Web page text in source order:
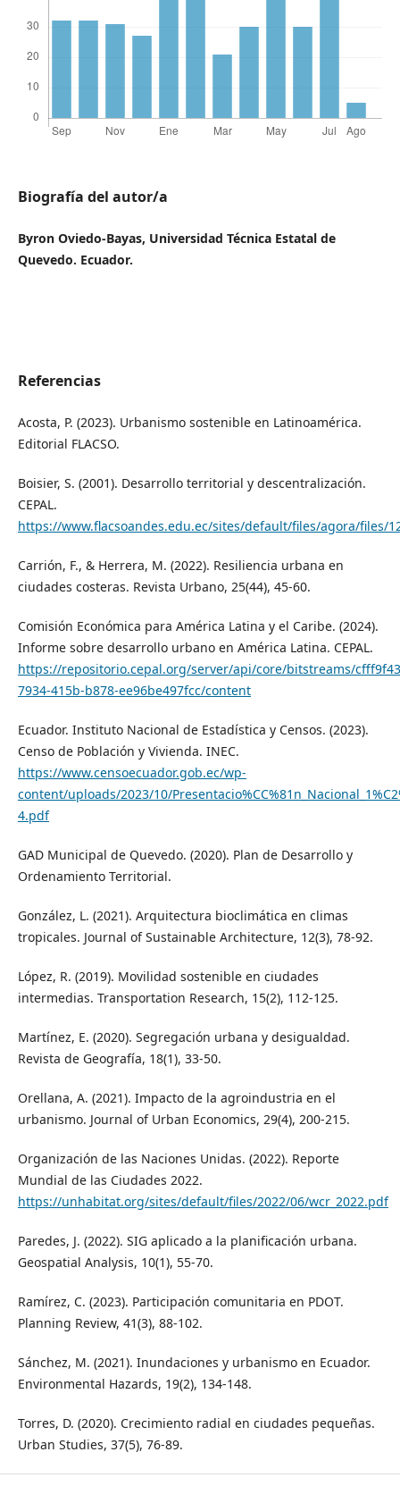
Biografía del autor/a
Byron Oviedo-Bayas, Universidad Técnica Estatal de
Quevedo. Ecuador.
Referencias
Acosta, P. (2023). Urbanismo sostenible en Latinoamérica.
Editorial FLACSO.
Boisier, S. (2001). Desarrollo territorial y descentralización.
CEPAL.
https://www.flacsoandes.edu.ec/sites/default/files/agora/files/
Carrión, F., & Herrera, M. (2022). Resiliencia urbana en
ciudades costeras. Revista Urbano, 25(44), 45-60.
Comisión Económica para América Latina y el Caribe. (2024).
Informe sobre desarrollo urbano en América Latina. CEPAL.
https://repositorio.cepal.org/server/api/core/bitstreams/
7934-415b-b878-ee96be497fcc/content
Ecuador. Instituto Nacional de Estadística y Censos. (2023).
Censo de Población y Vivienda. INEC.
https://www.censoecuador.gob.ec/wp-
content/uploads/2023/10/
4.pdf
GAD Municipal de Quevedo. (2020). Plan de Desarrollo y
Ordenamiento Territorial.
González, L. (2021). Arquitectura bioclimática en climas
tropicales. Journal of Sustainable Architecture, 12(3), 78-92.
López, R. (2019). Movilidad sostenible en ciudades
intermedias. Transportation Research, 15(2), 112-125.
Martínez, E. (2020). Segregación urbana y desigualdad.
Revista de Geografía, 18(1), 33-50.
Orellana, A. (2021). Impacto de la agroindustria en el
urbanismo. Journal of Urban Economics, 29(4), 200-215.
Organización de las Naciones Unidas. (2022). Reporte
Mundial de las Ciudades 2022.
https://unhabitat.org/sites/default/files/2022/06/wcr_2022.pdf
Paredes, J. (2022). SIG aplicado a la planificación urbana.
Geospatial Analysis, 10(1), 55-70.
Ramírez, C. (2023). Participación comunitaria en PDOT.
Planning Review, 41(3), 88-102.
Sánchez, M. (2021). Inundaciones y urbanismo en Ecuador.
Environmental Hazards, 19(2), 134-148.
Torres, D. (2020). Crecimiento radial en ciudades pequeñas.
Urban Studies, 37(5), 76-89.